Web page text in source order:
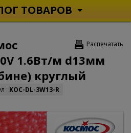
ТОВАРОВ
Распечатать
1.6Вт/м d13мм
круглый
: KOC-DL-3W13-R